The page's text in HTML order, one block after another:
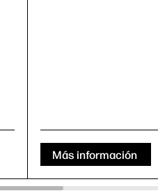
Más información